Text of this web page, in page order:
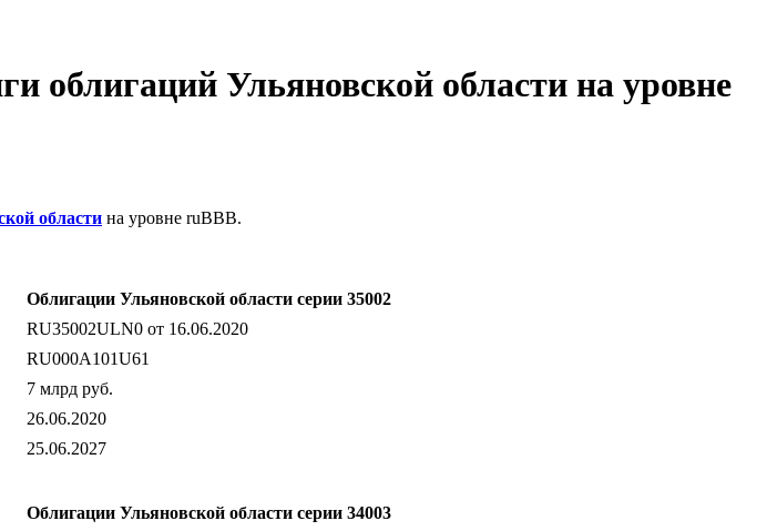
облигаций Ульяновской области на уровне
области на уровне ruBBB.
Облигации Ульяновской области серии 35002
RU35002ULN0 от 16.06.2020
RU000A101U61
7 млрд руб.
26.06.2020
25.06.2027
Облигации Ульяновской области серии 34003